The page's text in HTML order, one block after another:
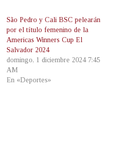
São Pedro y Cali BSC pelearán
por el título femenino de la
Americas Winners Cup El
Salvador 2024
domingo, 1 diciembre 2024 7:45
AM
En «Deportes»